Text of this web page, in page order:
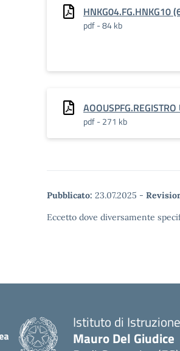
HNKG04.FG.HNKG10
pdf - 84 kb
pdf - 271 kb
Pubblicato: 23.07.2025 -
Eccetto dove diversamente
Istituto di
Mauro Del Giudice